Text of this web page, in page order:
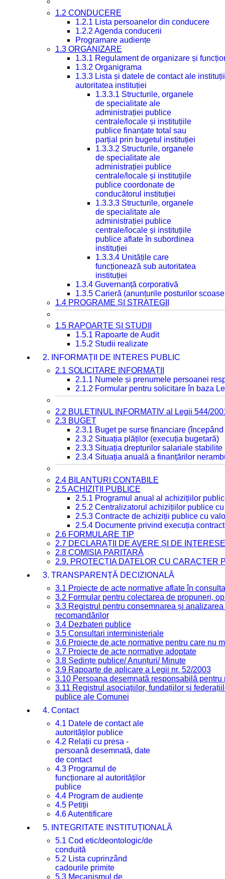
1.2 CONDUCERE
1.2.1 Lista persoanelor din conducere
1.2.2 Agenda conducerii
Programare audiențe
1.3 ORGANIZARE
1.3.1 Regulament de organizare și
1.3.2 Organigrama
1.3.3 Lista și datele de contact ale
autoritatea instituției
1.3.3.1 Structurile, organele
de specialitate ale
administrației publice
centrale/locale și instituțiile
publice finanțate total sau
parțial prin bugetul instituției
1.3.3.2 Structurile, organele
de specialitate ale
administrației publice
centrale/locale și instituțiile
publice coordonate de
conducătorul instituției
1.3.3.3 Structurile, organele
de specialitate ale
administrației publice
centrale/locale și instituțiile
publice aflate în subordinea
instituției
1.3.3.4 Unitățile care
funcționează sub autoritatea
instituției
1.3.4 Guvernanță corporativă
1.3.5 Carieră (anunțurile posturilor
1.4 PROGRAME ȘI STRATEGII
1.5 RAPOARTE ȘI STUDII
1.5.1 Rapoarte de Audit
1.5.2 Studii realizate
2. INFORMAȚII DE INTERES PUBLIC
2.1 SOLICITARE INFORMAȚII
2.1.1 Numele și prenumele persoanei
2.1.2 Formular pentru solicitare în baza
2.2 BULETINUL INFORMATIV al Legii 544/
2.3 BUGET
2.3.1 Buget pe surse financiare
2.3.2 Situația plăților (execuția bugetară)
2.3.3 Situația drepturilor salariale
2.3.4 Situația anuală a finanțărilor
2.4 BILANȚURI CONTABILE
2.5 ACHIZIȚII PUBLICE
2.5.1 Programul anual al achizițiilor
2.5.2 Centralizatorul achizițiilor publice
2.5.3 Contracte de achiziții publice cu
2.5.4 Documente privind execuția
2.6 FORMULARE TIP
2.7 DECLARAȚII DE AVERE ȘI DE INTERESE
2.8 COMISIA PARITARĂ
2.9. PROTECȚIA DATELOR CU CARACTER
3. TRANSPARENȚĂ DECIZIONALĂ
3.1 Proiecte de acte normative aflate în
3.2 Formular pentru colectarea de propuneri,
3.3 Registrul pentru consemnarea și
recomandărilor
3.4 Dezbateri publice
3.5 Consultari interministeriale
3.6 Proiecte de acte normative pentru care nu
3.7 Proiecte de acte normative adoptate
3.8 Ședințe publice/ Anunțuri/ Minute
3.9 Rapoarte de aplicare a Legii nr. 52/2003
3.10 Persoana desemnată responsabilă
3.11 Registrul asociațiilor, fundațiilor și
publice ale Comunei
4. Contact
4.1 Datele de contact ale
autorităților publice
4.2 Relații cu presa -
persoană desemnată, date
de contact
4.3 Programul de
funcționare al autorităților
publice
4.4 Program de audiențe
4.5 Petiții
4.6 Autentificare
5. INTEGRITATE INSTITUȚIONALĂ
5.1 Cod etic/deontologic/de
conduită
5.2 Lista cuprinzând
cadourile primite
5.3 Mecanismul de